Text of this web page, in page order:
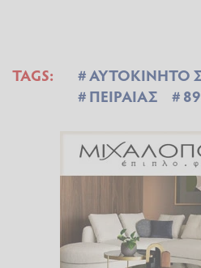
TAGS:
ΑΥΤΟΚΙΝΗΤΟ
ΠΕΙΡΑΙΑΣ